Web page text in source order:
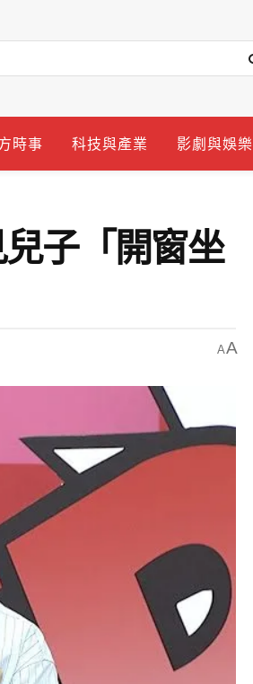
時事 科技與產業 影劇與娛樂
子「開窗坐
AA